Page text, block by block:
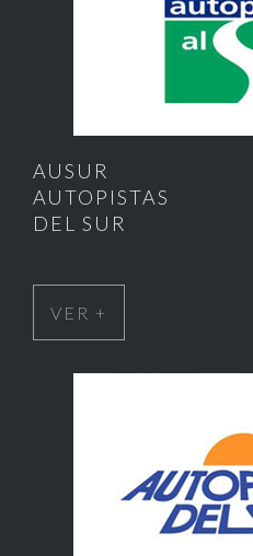
AUSUR
AUTOPISTAS
DEL SUR
VER +